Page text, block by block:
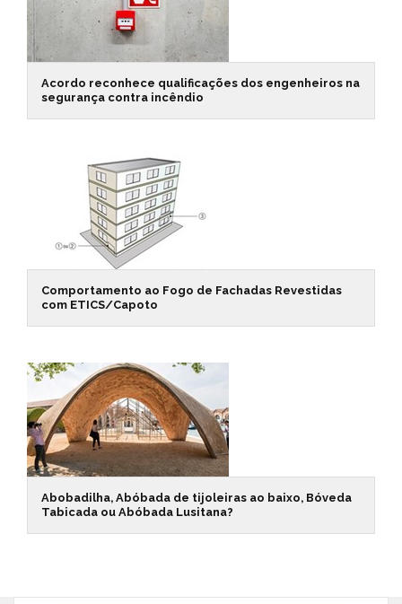
Acordo reconhece qualificações dos engenheiros na
segurança contra incêndio
Comportamento ao Fogo de Fachadas Revestidas
com ETICS/Capoto
Abobadilha, Abóbada de tijoleiras ao baixo, Bóveda
Tabicada ou Abóbada Lusitana?